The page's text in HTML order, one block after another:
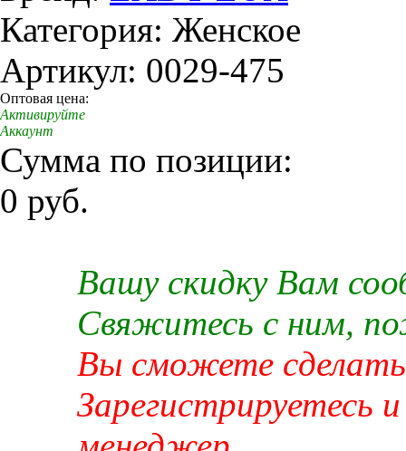
Категория: Женское
Артикул: 0029-475
Оптовая цена:
Активируйте
Аккаунт
Сумма по позиции:
0 руб.
Вашу скидку Вам
Свяжитесь с ним,
Вы сможете сделать
Зарегистрируетесь